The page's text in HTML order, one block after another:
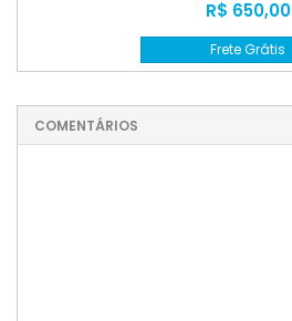
R$ 650,00
Frete Grátis
COMENTÁRIOS